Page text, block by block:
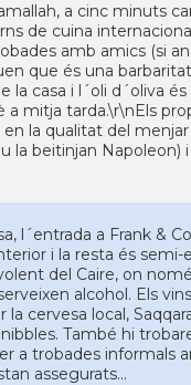
a cinc minuts
de cuina
amb amics (si
que és una
casa i l´oli d´oliva
mitja tarda.\r\nEls
la qualitat del
la beitinjan
l´entrada a Frank &
i la resta és
del Caire, on
alcohol. Els
cervesa local,
També hi
a trobades informals
assegurats...